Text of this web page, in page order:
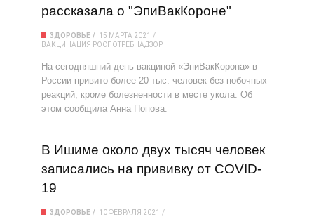
рассказала о "ЭпиВакКороне"
ЗДОРОВЬЕ
15 МАРТА 2021
ВАКЦИНАЦИЯ РОСПОТРЕБНАДЗОР
На сегодняшний день вакциной «ЭпиВакКорона» в
России привито более 20 тыс. человек без побочных
реакций, кроме болезненности в месте укола. Об
этом сообщила Анна Попова.
В Ишиме около двух тысяч человек
записались на прививку от COVID-
19
ЗДОРОВЬЕ
10 ФЕВРАЛЯ 2021